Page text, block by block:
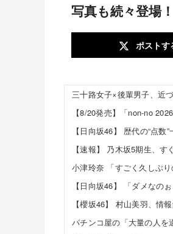
写真も続々登場
ポストす
三十路女子×後輩男子、近
【日向坂46】 歴代の“点数
小津玲奈 「すごく久しぶり
【櫻坂46】 村山美羽、情